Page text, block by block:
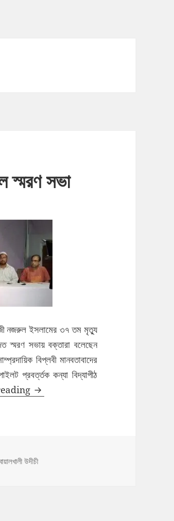
স্মরণ সভা
নজরুল ইসলামের ৩৭ তম মৃত্যু
স্মরণ সভায় বক্তারা বলেছেন
বিপ্লবী মানবতাবাদের
প্রবর্ত্তক কন্যা বিদ্যাপীঠ
বোয়ালখালী উদীচীর আয়োজনে নজরুল স্মরণ সভা
উদীচী